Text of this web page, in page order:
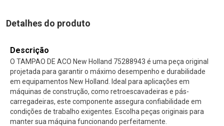
Detalhes do produto
Descrição
O TAMPAO DE ACO New Holland 75288943 é uma peça original
projetada para garantir o máximo desempenho e durabilidade
em equipamentos New Holland. Ideal para aplicações em
máquinas de construção, como retroescavadeiras e pás-
carregadeiras, este componente assegura confiabilidade em
condições de trabalho exigentes. Escolha peças originais para
manter sua máquina funcionando perfeitamente.